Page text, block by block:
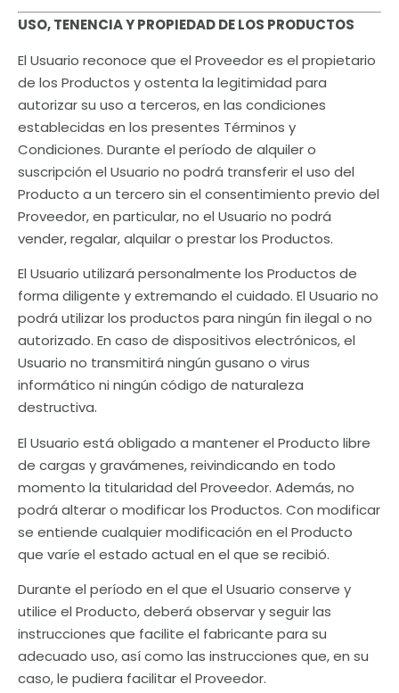
USO, TENENCIA Y PROPIEDAD DE LOS PRODUCTOS
El Usuario reconoce que el Proveedor es el propietario
de los Productos y ostenta la legitimidad para
autorizar su uso a terceros, en las condiciones
establecidas en los presentes Términos y
Condiciones. Durante el período de alquiler o
suscripción el Usuario no podrá transferir el uso del
Producto a un tercero sin el consentimiento previo del
Proveedor, en particular, no el Usuario no podrá
vender, regalar, alquilar o prestar los Productos.
El Usuario utilizará personalmente los Productos de
forma diligente y extremando el cuidado. El Usuario no
podrá utilizar los productos para ningún fin ilegal o no
autorizado. En caso de dispositivos electrónicos, el
Usuario no transmitirá ningún gusano o virus
informático ni ningún código de naturaleza
destructiva.
El Usuario está obligado a mantener el Producto libre
de cargas y gravámenes, reivindicando en todo
momento la titularidad del Proveedor. Además, no
podrá alterar o modificar los Productos. Con modificar
se entiende cualquier modificación en el Producto
que varíe el estado actual en el que se recibió.
Durante el período en el que el Usuario conserve y
utilice el Producto, deberá observar y seguir las
instrucciones que facilite el fabricante para su
adecuado uso, así como las instrucciones que, en su
caso, le pudiera facilitar el Proveedor.